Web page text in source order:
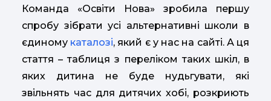
Команда «Освіти Нова» зробила першу
спробу зібрати усі альтернативні школи в
єдиному каталозі, який є у нас на сайті. А ця
стаття – таблиця з переліком таких шкіл, в
яких дитина не буде нудьгувати, які
звільнять час для дитячих хобі, розкриють